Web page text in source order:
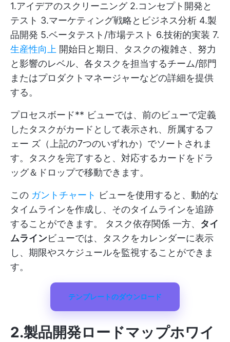
1.アイデアのスクリーニング 2.コンセプト開発と
テスト 3.マーケティング戦略とビジネス分析 4.製
品開発 5.ベータテスト/市場テスト 6.技術的実装 7.
生産性向上 開始日と期日、タスクの複雑さ、努力
と影響のレベル、各タスクを担当するチーム/部門
またはプロダクトマネージャーなどの詳細を提供
する。
プロセスボード** ビューでは、前のビューで定義
したタスクがカードとして表示され、所属するフ
ェー ズ（上記の7つのいずれか）でソートされま
す。タスクを完了すると、対応するカードをドラ
ッグ＆ドロップで移動できます。
この ガントチャート ビューを使用すると、動的な
タイムラインを作成し、そのタイムラインを追跡
することができます。 タスク依存関係 一方、 タイ
ムラインビューでは、タスクをカレンダーに表示
し、期限やスケジュールを監視することができま
す。
テンプレートのダウンロード
2.製品開発ロードマップホワイ